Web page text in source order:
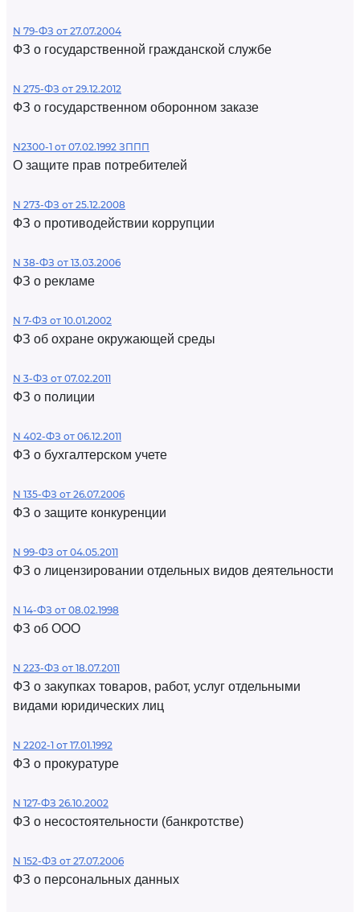
N 79-ФЗ от 27.07.2004
ФЗ о государственной гражданской службе
N 275-ФЗ от 29.12.2012
ФЗ о государственном оборонном заказе
N2300-1 от 07.02.1992 ЗППП
О защите прав потребителей
N 273-ФЗ от 25.12.2008
ФЗ о противодействии коррупции
N 38-ФЗ от 13.03.2006
ФЗ о рекламе
N 7-ФЗ от 10.01.2002
ФЗ об охране окружающей среды
N 3-ФЗ от 07.02.2011
ФЗ о полиции
N 402-ФЗ от 06.12.2011
ФЗ о бухгалтерском учете
N 135-ФЗ от 26.07.2006
ФЗ о защите конкуренции
N 99-ФЗ от 04.05.2011
ФЗ о лицензировании отдельных видов деятельности
N 14-ФЗ от 08.02.1998
ФЗ об ООО
N 223-ФЗ от 18.07.2011
ФЗ о закупках товаров, работ, услуг отдельными
видами юридических лиц
N 2202-1 от 17.01.1992
ФЗ о прокуратуре
N 127-ФЗ 26.10.2002
ФЗ о несостоятельности (банкротстве)
N 152-ФЗ от 27.07.2006
ФЗ о персональных данных